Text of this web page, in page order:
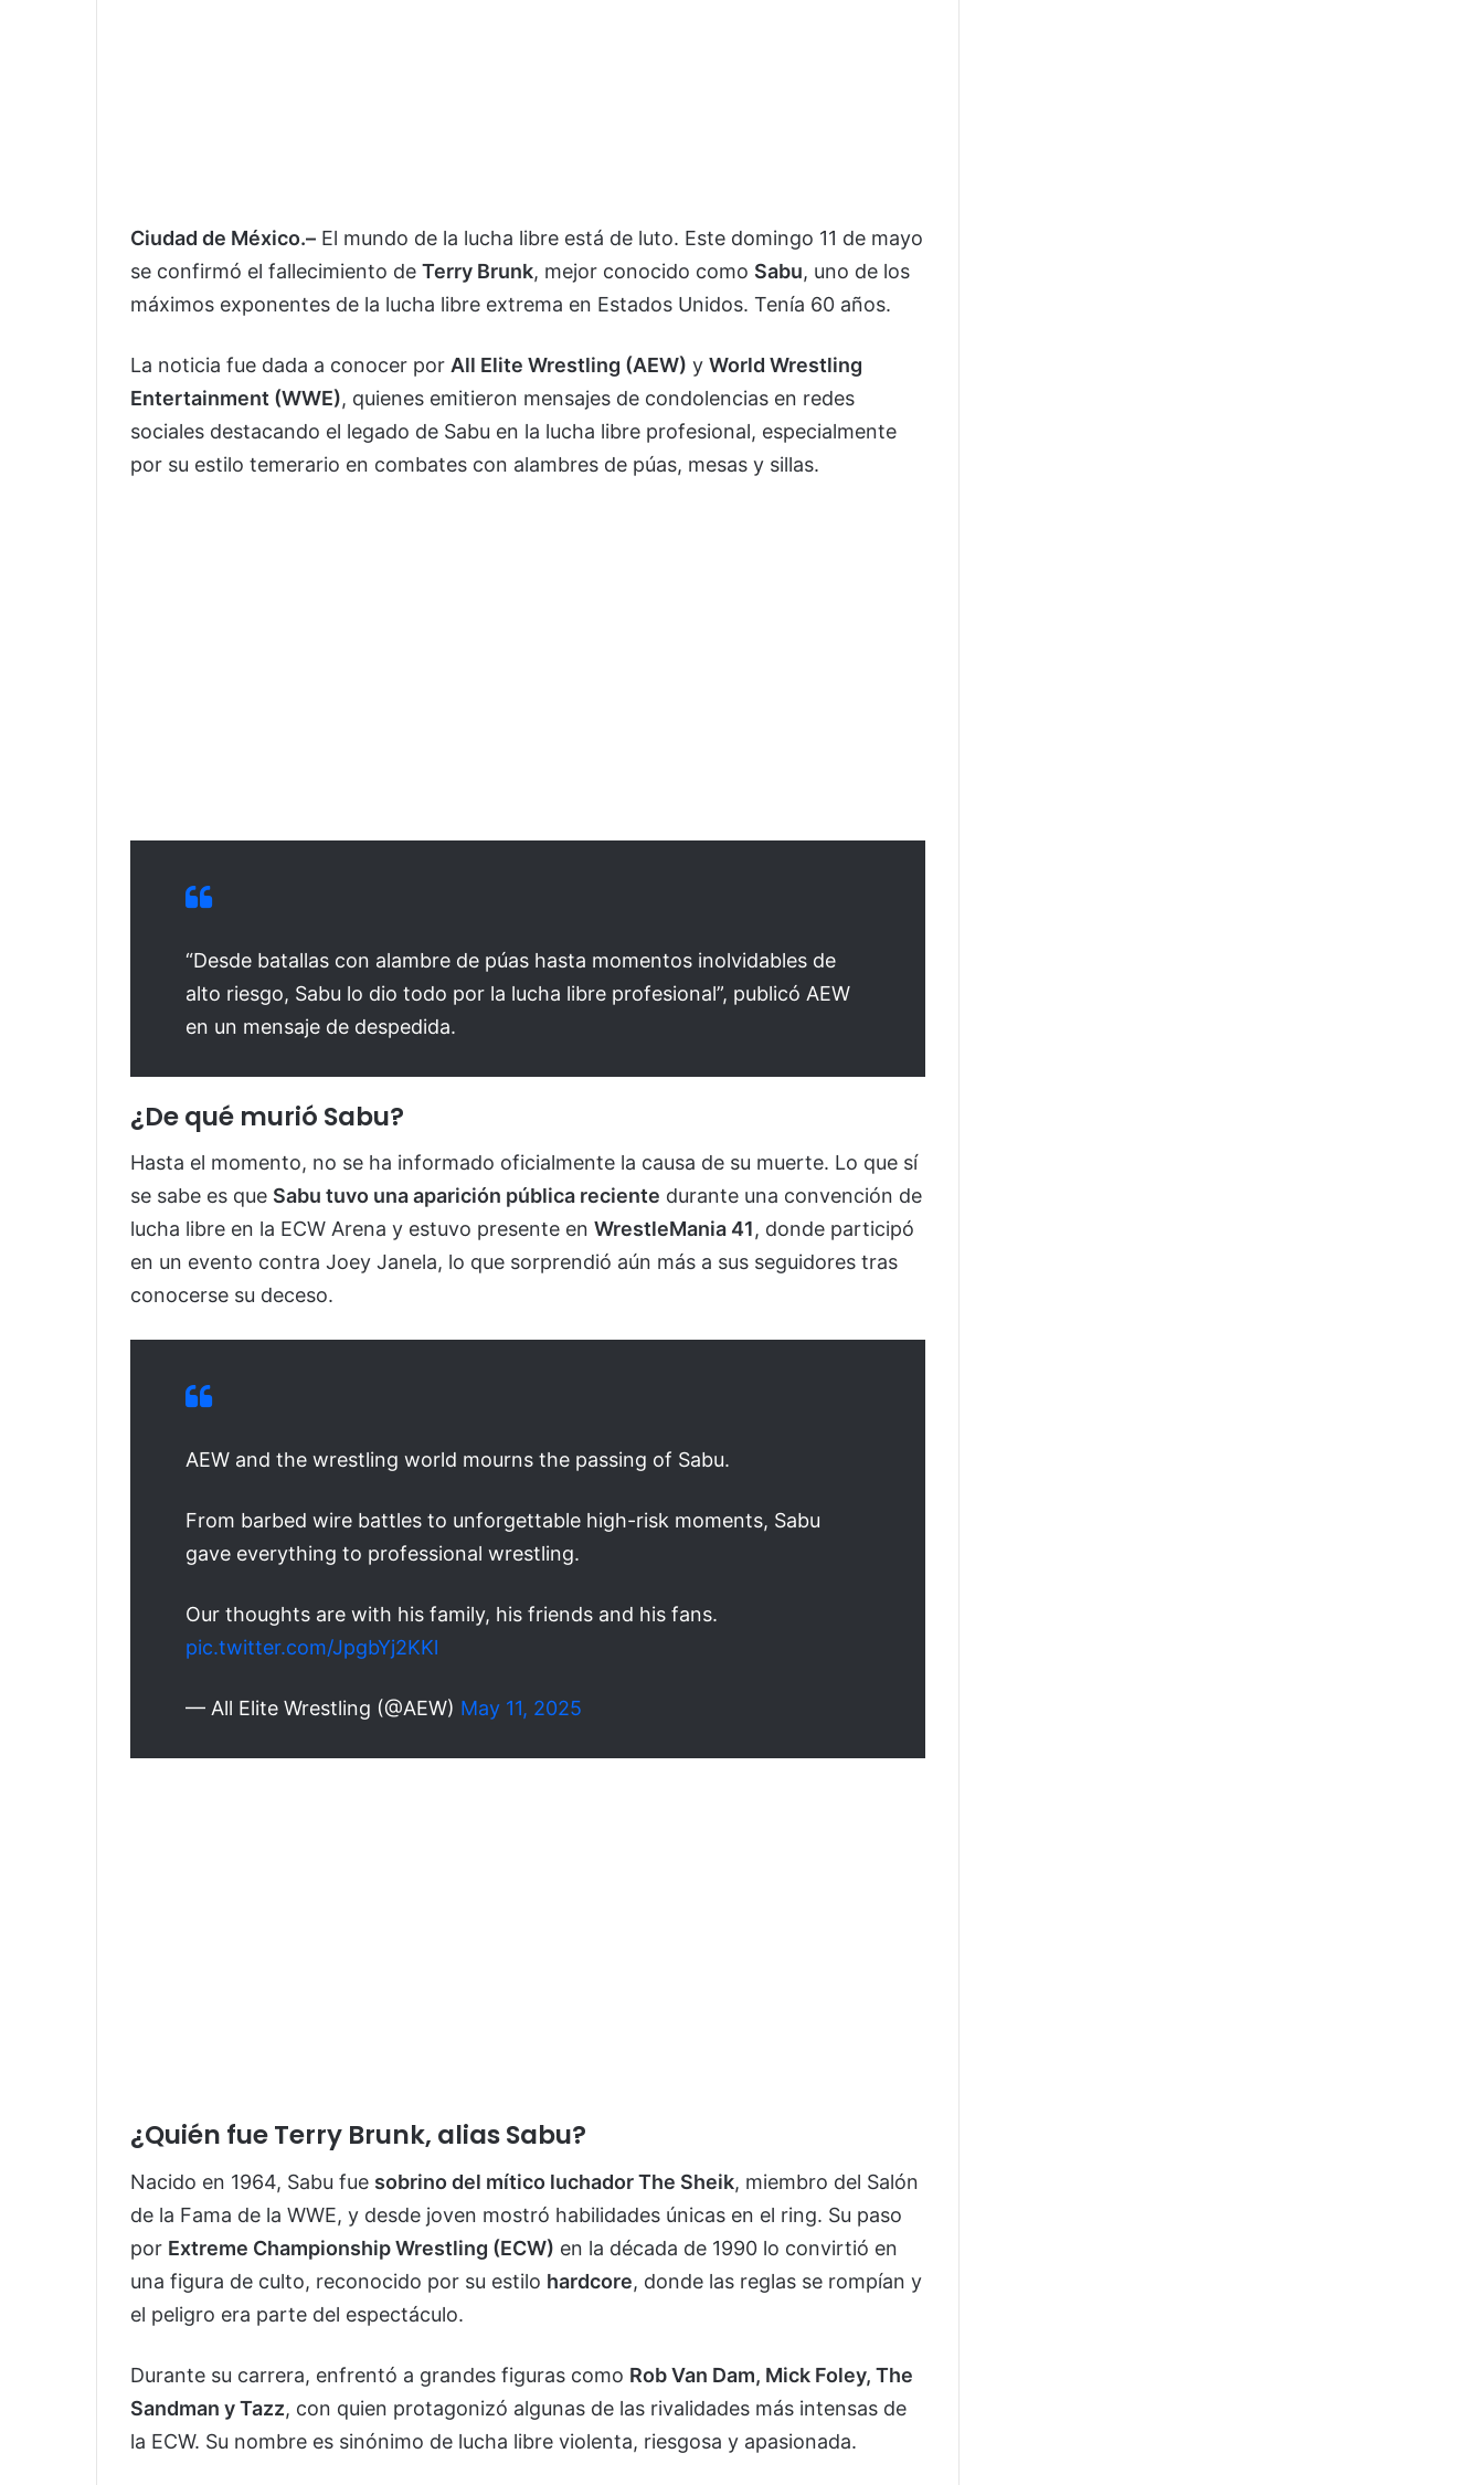
Ciudad de México.– El mundo de la lucha libre está de luto. Este domingo 11 de mayo
se confirmó el fallecimiento de Terry Brunk, mejor conocido como Sabu, uno de los
máximos exponentes de la lucha libre extrema en Estados Unidos. Tenía 60 años.
La noticia fue dada a conocer por All Elite Wrestling (AEW) y World Wrestling
Entertainment (WWE), quienes emitieron mensajes de condolencias en redes
sociales destacando el legado de Sabu en la lucha libre profesional, especialmente
por su estilo temerario en combates con alambres de púas, mesas y sillas.
“Desde batallas con alambre de púas hasta momentos inolvidables de
alto riesgo, Sabu lo dio todo por la lucha libre profesional”, publicó AEW
en un mensaje de despedida.
¿De qué murió Sabu?
Hasta el momento, no se ha informado oficialmente la causa de su muerte. Lo que sí
se sabe es que Sabu tuvo una aparición pública reciente durante una convención de
lucha libre en la ECW Arena y estuvo presente en WrestleMania 41, donde participó
en un evento contra Joey Janela, lo que sorprendió aún más a sus seguidores tras
conocerse su deceso.
AEW and the wrestling world mourns the passing of Sabu.
From barbed wire battles to unforgettable high-risk moments, Sabu
gave everything to professional wrestling.
Our thoughts are with his family, his friends and his fans.
pic.twitter.com/JpgbYj2KKl
— All Elite Wrestling (@AEW) May 11, 2025
¿Quién fue Terry Brunk, alias Sabu?
Nacido en 1964, Sabu fue sobrino del mítico luchador The Sheik, miembro del Salón
de la Fama de la WWE, y desde joven mostró habilidades únicas en el ring. Su paso
por Extreme Championship Wrestling (ECW) en la década de 1990 lo convirtió en
una figura de culto, reconocido por su estilo hardcore, donde las reglas se rompían y
el peligro era parte del espectáculo.
Durante su carrera, enfrentó a grandes figuras como Rob Van Dam, Mick Foley, The
Sandman y Tazz, con quien protagonizó algunas de las rivalidades más intensas de
la ECW. Su nombre es sinónimo de lucha libre violenta, riesgosa y apasionada.